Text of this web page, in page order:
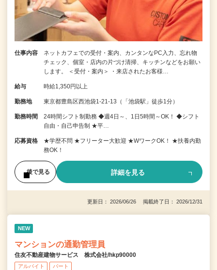
仕事内容
ネットカフェでの受付・案内、カンタンなPC入力、忘れ物
チェック、個室・店内の片づけ清掃、キッチンなどをお願い
します。 ＜受付・案内＞ ・来店されたお客様…
給与 時給1,350円以上
勤務地 東京都豊島区西池袋1-21-13（「池袋駅」徒歩1分）
勤務時間
24時間シフト制勤務 ◆週4日～、1日5時間～OK！ ◆シフト
自由・自己申告制 ★平…
応募資格
★学歴不問 ★フリーター大歓迎 ★WワークOK！ ★扶養内勤
務OK！
後で見る 詳細を見る
更新日： 2026/06/26 掲載終了日： 2026/12/31
NEW
マンションの通勤管理員
住友不動産建物サービス 株式会社/hkp90000
アルバイト パート